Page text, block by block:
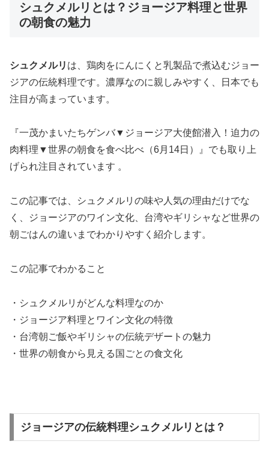
シュクメルリとは？ジョージア料理と世界
の朝食の魅力
シュクメルリ は、鶏肉をにんにくと乳製品で煮込むジョー
ジアの伝統料理です。濃厚なのに親しみやすく、日本でも
注目が高まっています。
『一茂かまいたちゲンバ▼ジョージア大使館潜入！迫力の
肉料理▼世界の朝食を食べ比べ（6月14日）』でも取り上
げられ注目されています 。
この記事では、シュクメルリの味や人気の理由だけでな
く、ジョージアのワイン文化、台湾やギリシャなど世界の
朝ごはんの違いまでわかりやすく紹介します。
この記事でわかること
・シュクメルリがどんな料理なのか
・ジョージア料理とワイン文化の特徴
・台湾朝ご飯やギリシャの伝統デザートの魅力
・世界の朝食から見える国ごとの食文化
ジョージアの伝統料理シュクメルリとは？